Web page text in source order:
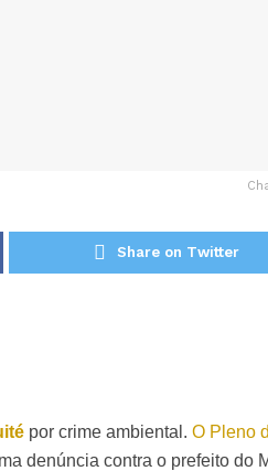
Share on Twitter
por crime ambiental. O Pleno
denúncia contra o prefeito do